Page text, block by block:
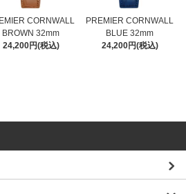
CORNWALL
BROWN 32mm
24,200円(税込)
PREMIER CORNWALL
BLUE 32mm
24,200円(税込)